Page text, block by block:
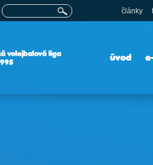
články
úvod